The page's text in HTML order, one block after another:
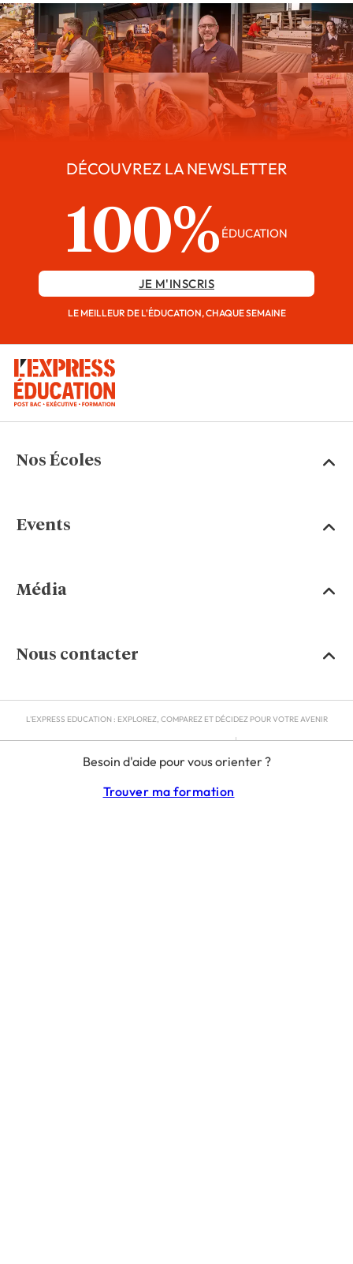
Besoin d'aide pour vous orienter ?
Trouver ma formation
DÉCOUVREZ LA NEWSLETTER
100% ÉDUCATION
JE M'INSCRIS
LE MEILLEUR DE L'ÉDUCATION, CHAQUE SEMAINE
Nos Écoles
Events
Média
Nous contacter
L'EXPRESS EDUCATION : EXPLOREZ, COMPAREZ ET DÉCIDEZ POUR VOTRE AVENIR
RGPD